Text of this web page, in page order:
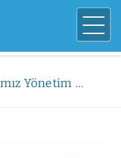
Başkanlığımız Yönetim Kararlılık Beyanı